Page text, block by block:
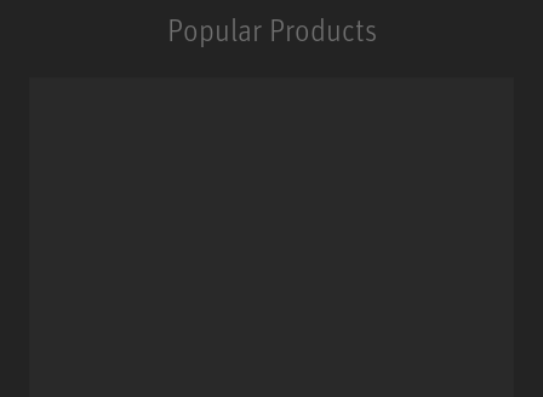
Popular Products